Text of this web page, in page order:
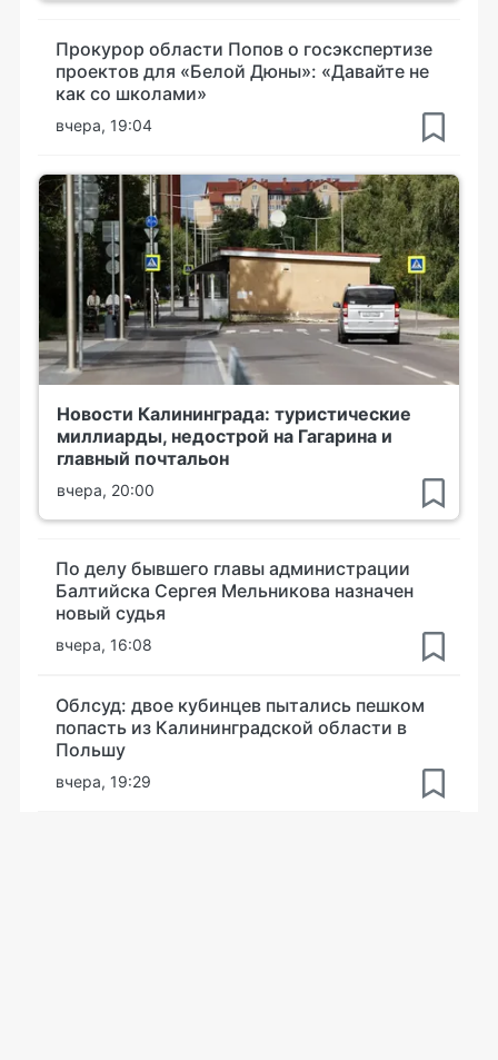
Прокурор области Попов о госэкспертизе
проектов для «Белой Дюны»: «Давайте не
как со школами»
вчера, 19:04
Новости Калининграда: туристические
миллиарды, недострой на Гагарина и
главный почтальон
вчера, 20:00
По делу бывшего главы администрации
Балтийска Сергея Мельникова назначен
новый судья
вчера, 16:08
Облсуд: двое кубинцев пытались пешком
попасть из Калининградской области в
Польшу
вчера, 19:29